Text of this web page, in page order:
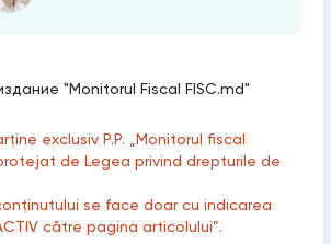
"Monitorul Fiscal FISC.md"
exclusiv P.P. „Monitorul fiscal
de Legea privind drepturile de
se face doar cu indicarea
ACTIV către pagina articolului”.